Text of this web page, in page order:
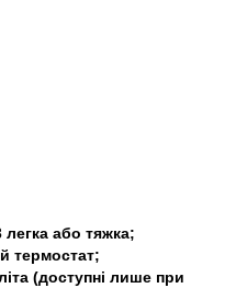
або тяжка;
термостат;
(доступні лише при